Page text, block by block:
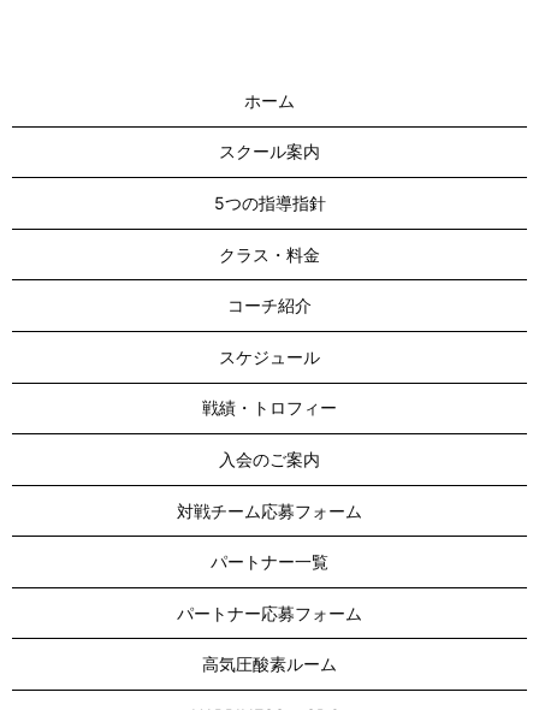
ホーム
スクール案内
5つの指導指針
クラス・料金
コーチ紹介
スケジュール
戦績・トロフィー
入会のご案内
対戦チーム応募フォーム
パートナー一覧
パートナー応募フォーム
高気圧酸素ルーム